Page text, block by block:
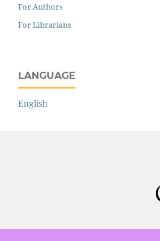
For Authors
For Librarians
LANGUAGE
English